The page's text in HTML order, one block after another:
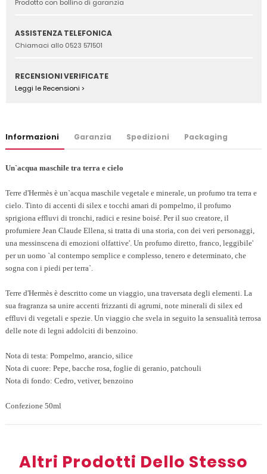
Prodotto con bollino di garanzia
ASSISTENZA TELEFONICA
Chiamaci allo 0523 571501
RECENSIONI VERIFICATE
Leggi le Recensioni >
Informazioni Garanzia Spedizioni Packaging
Un`acqua maschile tra terra e cielo
Terre d'Hermès è un`acqua maschile vegetale e minerale, un profumo tra terra e
cielo. Tinto di accenti di silex e tocchi amari di pompelmo, il profumo
sprigiona effluvi di tronchi, radici e resine boisé. Per il suo creatore, il
profumiere Jean Claude Ellena, si tratta di una storia, con dei veri personaggi,
una messinscena di emozioni olfattive'. Un profumo diretto, franco, leggibile'
per un uomo `al contempo semplice e complesso, tenero e determinato, che
sogna con i piedi per terra`.
Terre d'Hermès è descritto come un viaggio, una traversata degli elementi. La
sua fragranza sa unire accenti frizzanti di agrumi, note minerali di silex ed
effluvi di vegetali e spezie. Un viaggio che svela in seguito la sensualità terrosa
delle note di legni addolciti di benzoino.
Nota di testa: Pompelmo, arancio, silice
Nota di cuore: Pepe, bacche rosa, foglie di geranio, patchouli
Nota di fondo: Cedro, vetiver, benzoino
Confezione 50ml
Altri Prodotti Dello Stesso